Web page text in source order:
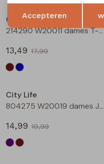
City Life
214290 W20011 dames T-shirt km Marine
13,49 17,99
City Life
804275 W20019 dames Jurk Bruin
14,99 19,99
Terug
Accepteren